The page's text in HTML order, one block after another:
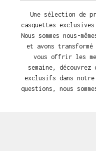
Une sélection de
casquettes
Nous sommes nous-
et avons
vous offrir les
semaine,
exclusifs dans
questions, nous